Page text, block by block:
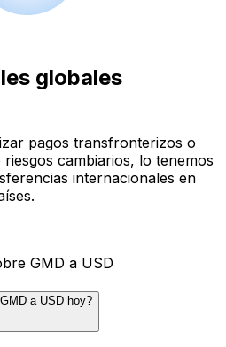
globales
pagos transfronterizos o
cambiarios, lo tenemos
internacionales en
GMD a USD
a USD hoy?